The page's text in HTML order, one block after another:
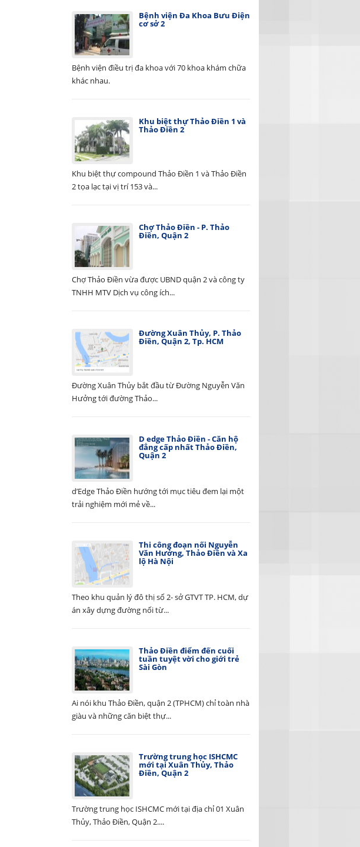
Bệnh viện Đa Khoa Bưu Điện
cơ sở 2
Bệnh viện điều trị đa khoa với 70 khoa khám chữa
khác nhau.
Khu biệt thự Thảo Điền 1 và
Thảo Điền 2
Khu biệt thự compound Thảo Điền 1 và Thảo Điền
2 tọa lạc tại vị trí 153 và...
Chợ Thảo Điền - P. Thảo
Điền, Quận 2
Chợ Thảo Điền vừa được UBND quận 2 và công ty
TNHH MTV Dịch vụ công ích...
Đường Xuân Thủy, P. Thảo
Điền, Quận 2, Tp. HCM
Đường Xuân Thủy bắt đầu từ Đường Nguyễn Văn
Hưởng tới đường Thảo...
D edge Thảo Điền - Căn hộ
đẳng cấp nhất Thảo Điền,
Quận 2
d’Edge Thảo Điền hướng tới mục tiêu đem lại một
trải nghiệm mới mẻ về...
Thi công đoạn nối Nguyễn
Văn Hưởng, Thảo Điền và Xa
lộ Hà Nội
Theo khu quản lý đô thị số 2- sở GTVT TP. HCM, dự
án xây dựng đường nối từ...
Thảo Điền điểm đến cuối
tuần tuyệt vời cho giới trẻ
Sài Gòn
Ai nói khu Thảo Điền, quận 2 (TPHCM) chỉ toàn nhà
giàu và những căn biệt thự...
Trường trung học ISHCMC
mới tại Xuân Thủy, Thảo
Điền, Quận 2
Trường trung học ISHCMC mới tại địa chỉ 01 Xuân
Thủy, Thảo Điền, Quận 2....